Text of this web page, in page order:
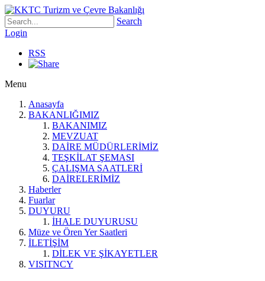
Search
Login
RSS
Menu
Anasayfa
BAKANLIĞIMIZ
BAKANIMIZ
MEVZUAT
DAİRE MÜDÜRLERİMİZ
TEŞKİLAT ŞEMASI
ÇALIŞMA SAATLERİ
DAİRELERİMİZ
Haberler
Fuarlar
DUYURU
İHALE DUYURUSU
Müze ve Ören Yer Saatleri
İLETİŞİM
DİLEK VE ŞİKAYETLER
VISITNCY